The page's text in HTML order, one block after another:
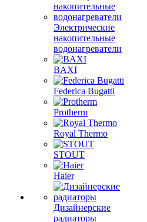
Электрические
накопительные
водонагреватели
BAXI
Federica Bugatti
Protherm
Royal Thermo
STOUT
Haier
Дизайнерские
радиаторы